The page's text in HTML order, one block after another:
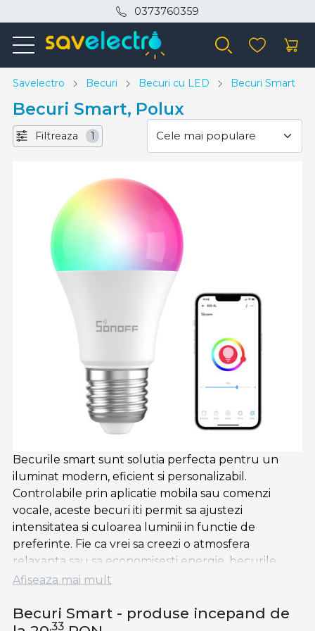
0373760359
Savelectro Becuri Becuri cu LED Becuri Smart
Becuri Smart, Polux
Filtreaza 1
Becurile smart sunt solutia perfecta pentru un
iluminat modern, eficient si personalizabil.
Controlabile prin aplicatie mobila sau comenzi
vocale, aceste becuri iti permit sa ajustezi
intensitatea si culoarea luminii in functie de
preferinte. Fie ca vrei sa creezi o atmosfera
relaxanta sau sa economisesti energie, becurile
inteligente sunt alegerea ideala.
De ce sa alegi becuri smart?
Afiseaza mai mult
Becuri Smart - produse incepand de
,33